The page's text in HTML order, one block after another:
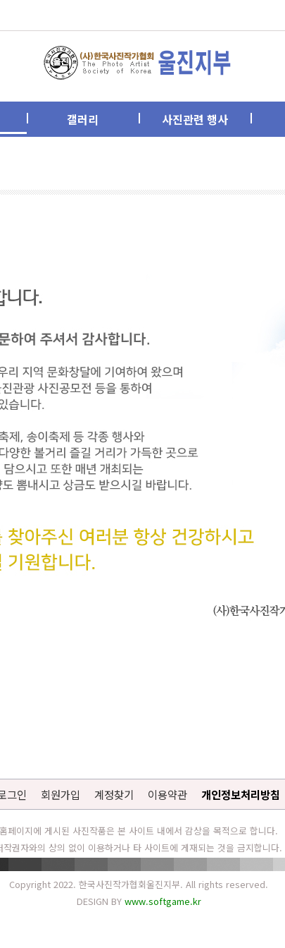
갤러리 사진관련 행사
그인 회원가입 계정찾기 이용약관 개인정보처리방침
홈페이지에 게시된 사진작품은 본 사이트 내에서 감상을 목적으로 합니다.
작권자와의 상의 없이 이용하거나 타 사이트에 게재되는 것을 금지합니다.
Copyright 2022. 한국사진작가협회울진지부. All rights reserved.
DESIGN BY www.softgame.kr